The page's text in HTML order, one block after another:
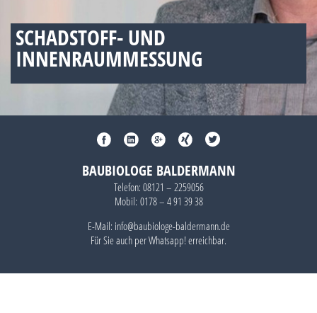
SCHADSTOFF- UND
INNENRAUMMESSUNG
BAUBIOLOGE BALDERMANN
Telefon: 08121 – 2259056
Mobil: 0178 – 4 91 39 38
E-Mail: info@baubiologe-baldermann.de
Für Sie auch perWhatsapp!erreichbar.